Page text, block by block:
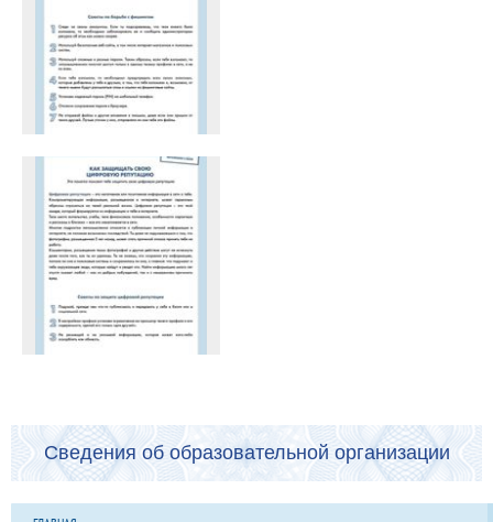
Сведения об образовательной организации